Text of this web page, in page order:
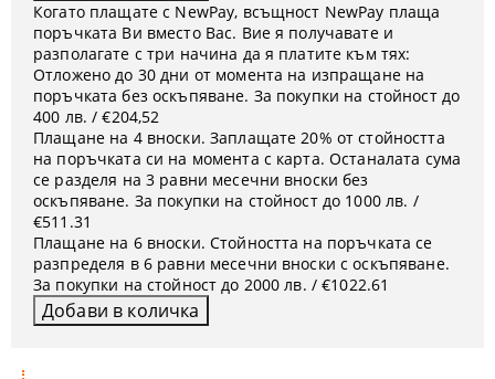
Когато плащате с NewPay, всъщност NewPay плаща
поръчката Ви вместо Вас. Вие я получавате и
разполагате с три начина да я платите към тях:
Отложено до 30 дни от момента на изпращане на
поръчката без оскъпяване. За покупки на стойност до
400 лв. / €204,52
Плащане на 4 вноски. Заплащате 20% от стойността
на поръчката си на момента с карта. Останалата сума
се разделя на 3 равни месечни вноски без
оскъпяване. За покупки на стойност до 1000 лв. /
€511.31
Плащане на 6 вноски. Стойността на поръчката се
разпределя в 6 равни месечни вноски с оскъпяване.
За покупки на стойност до 2000 лв. / €1022.61